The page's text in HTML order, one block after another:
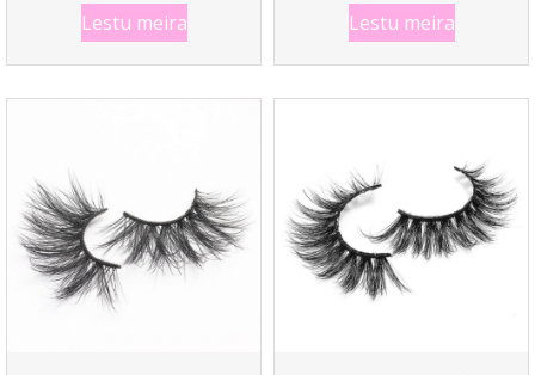
Lestu meira Lestu meira